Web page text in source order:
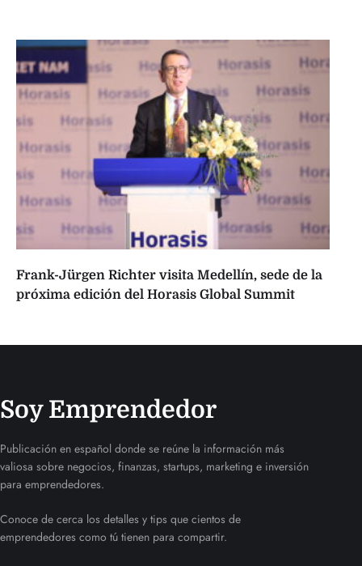
Frank-Jürgen Richter visita Medellín, sede de la
próxima edición del Horasis Global Summit
Soy Emprendedor
Publicación en español donde se reúne la información más
valiosa sobre negocios, finanzas, startups, marketing e inversión
para emprendedores.
Conoce de cerca los detalles y tips que cientos de
emprendedores como tú tienen para compartir.